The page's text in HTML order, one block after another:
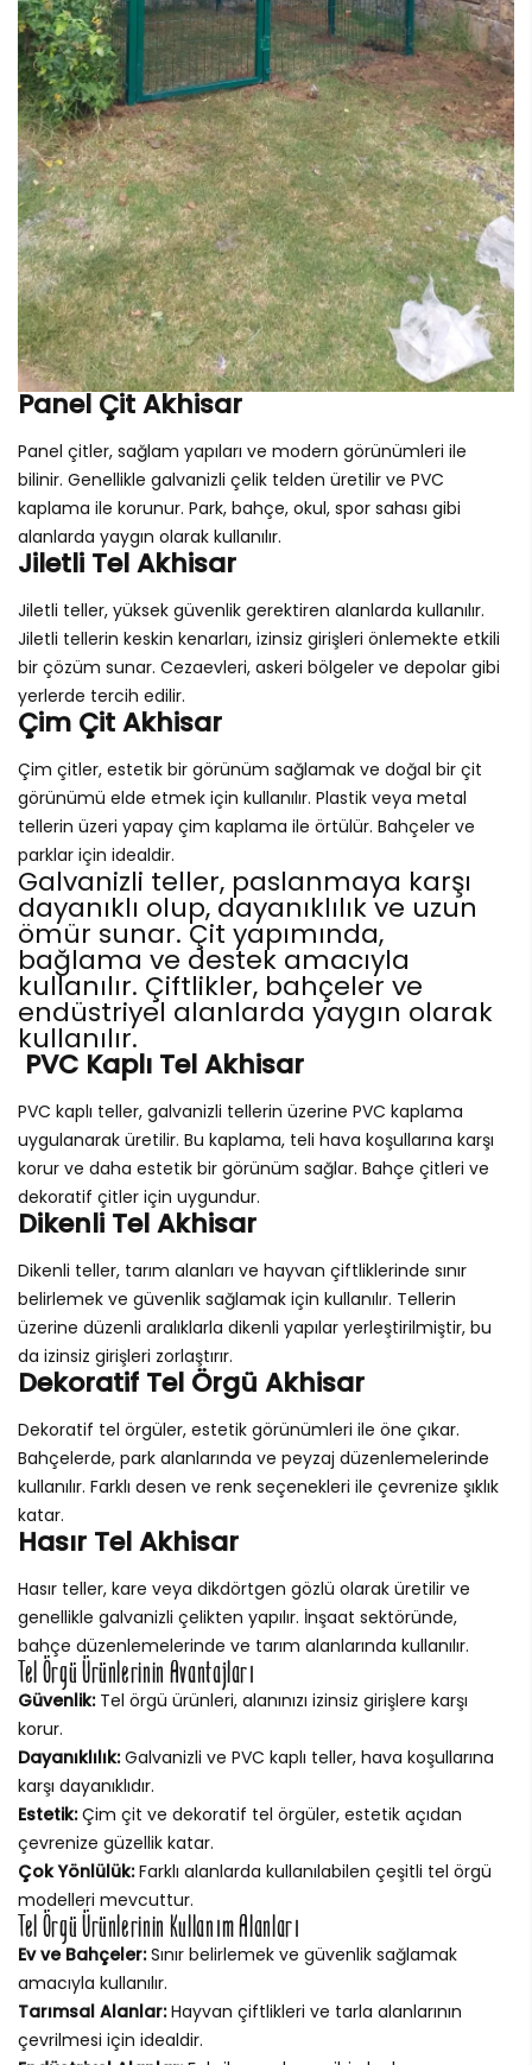
Panel Çit Akhisar
Panel çitler, sağlam yapıları ve modern görünümleri ile
bilinir. Genellikle galvanizli çelik telden üretilir ve PVC
kaplama ile korunur. Park, bahçe, okul, spor sahası gibi
alanlarda yaygın olarak kullanılır.
Jiletli Tel Akhisar
Jiletli teller, yüksek güvenlik gerektiren alanlarda kullanılır.
Jiletli tellerin keskin kenarları, izinsiz girişleri önlemekte etkili
bir çözüm sunar. Cezaevleri, askeri bölgeler ve depolar gibi
yerlerde tercih edilir.
Çim Çit Akhisar
Çim çitler, estetik bir görünüm sağlamak ve doğal bir çit
görünümü elde etmek için kullanılır. Plastik veya metal
tellerin üzeri yapay çim kaplama ile örtülür. Bahçeler ve
parklar için idealdir.
Galvanizli teller, paslanmaya karşı
dayanıklı olup, dayanıklılık ve uzun
ömür sunar. Çit yapımında,
bağlama ve destek amacıyla
kullanılır. Çiftlikler, bahçeler ve
endüstriyel alanlarda yaygın olarak
kullanılır.
PVC Kaplı Tel Akhisar
PVC kaplı teller, galvanizli tellerin üzerine PVC kaplama
uygulanarak üretilir. Bu kaplama, teli hava koşullarına karşı
korur ve daha estetik bir görünüm sağlar. Bahçe çitleri ve
dekoratif çitler için uygundur.
Dikenli Tel Akhisar
Dikenli teller, tarım alanları ve hayvan çiftliklerinde sınır
belirlemek ve güvenlik sağlamak için kullanılır. Tellerin
üzerine düzenli aralıklarla dikenli yapılar yerleştirilmiştir, bu
da izinsiz girişleri zorlaştırır.
Dekoratif Tel Örgü Akhisar
Dekoratif tel örgüler, estetik görünümleri ile öne çıkar.
Bahçelerde, park alanlarında ve peyzaj düzenlemelerinde
kullanılır. Farklı desen ve renk seçenekleri ile çevrenize şıklık
katar.
Hasır Tel Akhisar
Hasır teller, kare veya dikdörtgen gözlü olarak üretilir ve
genellikle galvanizli çelikten yapılır. İnşaat sektöründe,
bahçe düzenlemelerinde ve tarım alanlarında kullanılır.
Tel Örgü Ürünlerinin Avantajları
Güvenlik:Tel örgü ürünleri, alanınızı izinsiz girişlere karşı
korur.
Dayanıklılık:Galvanizli ve PVC kaplı teller, hava koşullarına
karşı dayanıklıdır.
Estetik:Çim çit ve dekoratif tel örgüler, estetik açıdan
çevrenize güzellik katar.
Çok Yönlülük:Farklı alanlarda kullanılabilen çeşitli tel örgü
modelleri mevcuttur.
Tel Örgü Ürünlerinin Kullanım Alanları
Ev ve Bahçeler:Sınır belirlemek ve güvenlik sağlamak
amacıyla kullanılır.
Tarımsal Alanlar:Hayvan çiftlikleri ve tarla alanlarının
çevrilmesi için idealdir.